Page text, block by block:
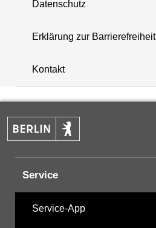
+
−
Datenschutz
Erklärung zur Barrierefreiheit
Kontakt
Service
Service-App